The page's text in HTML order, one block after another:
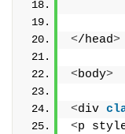
</head>
<body>
<div
<p